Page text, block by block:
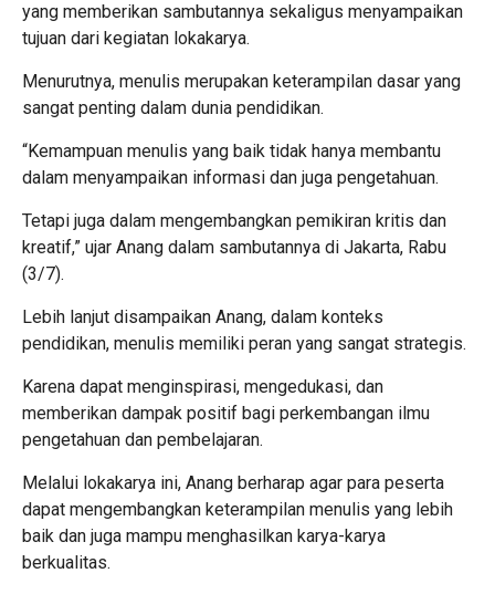
yang memberikan sambutannya sekaligus menyampaikan
tujuan dari kegiatan lokakarya.
Menurutnya, menulis merupakan keterampilan dasar yang
sangat penting dalam dunia pendidikan.
“Kemampuan menulis yang baik tidak hanya membantu
dalam menyampaikan informasi dan juga pengetahuan.
Tetapi juga dalam mengembangkan pemikiran kritis dan
kreatif,” ujar Anang dalam sambutannya di Jakarta, Rabu
(3/7).
Lebih lanjut disampaikan Anang, dalam konteks
pendidikan, menulis memiliki peran yang sangat strategis.
Karena dapat menginspirasi, mengedukasi, dan
memberikan dampak positif bagi perkembangan ilmu
pengetahuan dan pembelajaran.
Melalui lokakarya ini, Anang berharap agar para peserta
dapat mengembangkan keterampilan menulis yang lebih
baik dan juga mampu menghasilkan karya-karya
berkualitas.